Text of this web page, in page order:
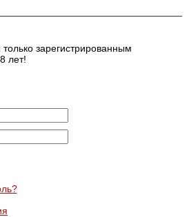
зарегистрированным
лет!